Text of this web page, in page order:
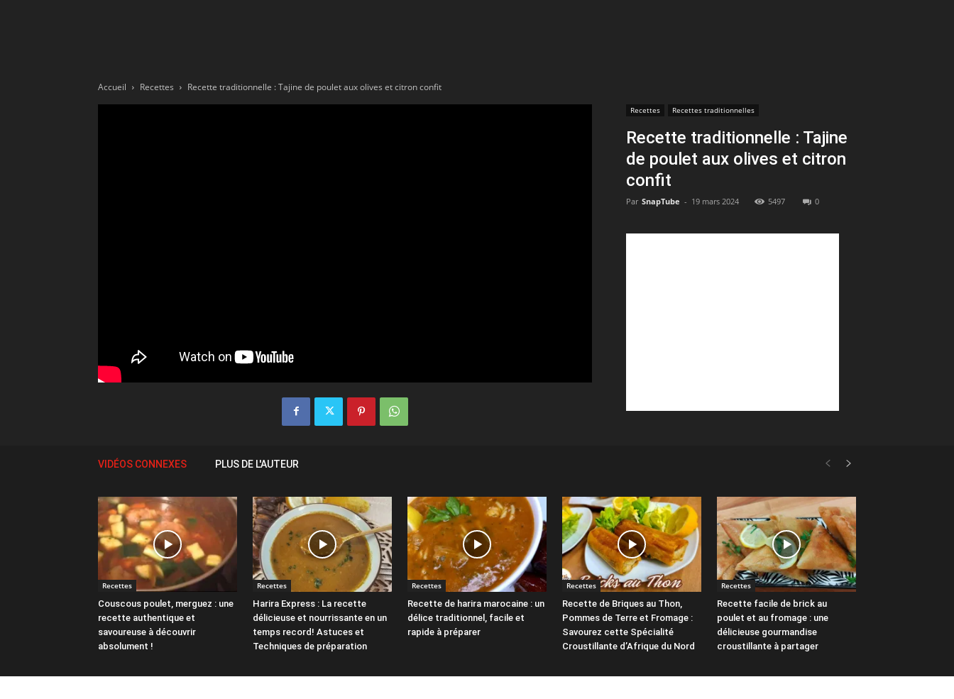
par
Accueil Recettes Recette traditionnelle : Tajine de poulet aux olives et citron confit
Recettes Recettes traditionnelles
Recette traditionnelle : Tajine
de poulet aux olives et citron
confit
Par SnapTube - 19 mars 2024 5497 0
VIDÉOS CONNEXES PLUS DE L'AUTEUR
Recettes
Couscous poulet, merguez : une
recette authentique et
savoureuse à découvrir
absolument !
Recettes
Harira Express : La recette
délicieuse et nourrissante en un
temps record! Astuces et
Techniques de préparation
Recettes
Recette de harira marocaine : un
délice traditionnel, facile et
rapide à préparer
Recettes
Recette de Briques au Thon,
Pommes de Terre et Fromage :
Savourez cette Spécialité
Croustillante d’Afrique du Nord
Recettes
Recette facile de brick au
poulet et au fromage : une
délicieuse gourmandise
croustillante à partager